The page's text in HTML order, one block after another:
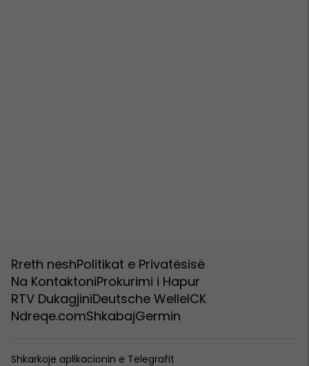
Rreth neshPolitikat e Privatësisë
Na KontaktoniProkurimi i Hapur
RTV DukagjiniDeutsche WelleICK
Ndreqe.comShkabajGermin
Shkarkoje aplikacionin e Telegrafit